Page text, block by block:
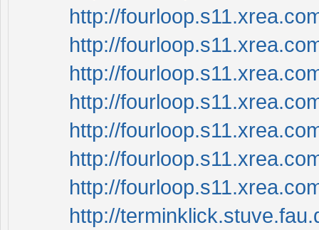
http://
http://
http://
http://
http://
http://
http://
http://